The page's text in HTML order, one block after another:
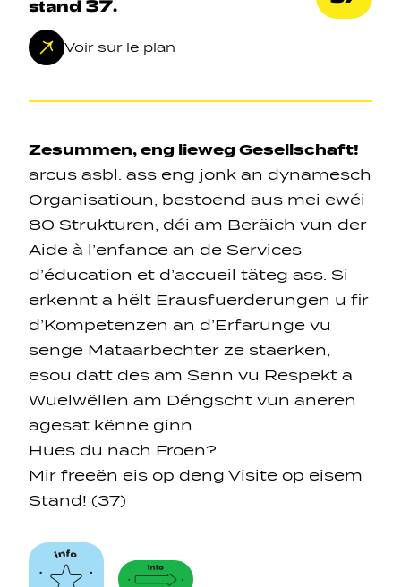
Navigation secondarie
Sozial Netzwierker
Navigation pied de page
Gérer les cookies
stand 37.
Voir sur le plan
Zesummen, eng lieweg Gesellschaft!
arcus asbl. ass eng jonk an dynamesch
Organisatioun, bestoend aus mei ewéi
80 Strukturen, déi am Beräich vun der
Aide à l’enfance an de Services
d’éducation et d’accueil täteg ass. Si
erkennt a hëlt Erausfuerderungen u fir
d’Kompetenzen an d’Erfarunge vu
senge Mataarbechter ze stäerken,
esou datt dës am Sënn vu Respekt a
Wuelwëllen am Déngscht vun aneren
agesat kënne ginn.
Hues du nach Froen?
Mir freeën eis op deng Visite op eisem
Stand! (37)
Axen